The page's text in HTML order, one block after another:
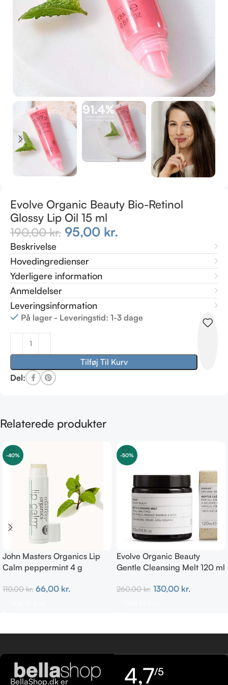
Evolve Organic Beauty Bio-Retinol
Glossy Lip Oil 15 ml
190,00kr. 95,00 kr.
Beskrivelse
Hovedingredienser
Yderligere information
Anmeldelser
Leveringsinformation
På lager - Leveringstid: 1-3 dage
Tilføj Til Kurv
Del:
Relaterede produkter
-40%
John Masters Organics Lip
Calm peppermint 4 g
110,00kr. 66,00 kr.
-50%
Evolve Organic Beauty
Gentle Cleansing Melt 120 ml
260,00kr. 130,00 kr.
BellaShop.dk er 4,7/5